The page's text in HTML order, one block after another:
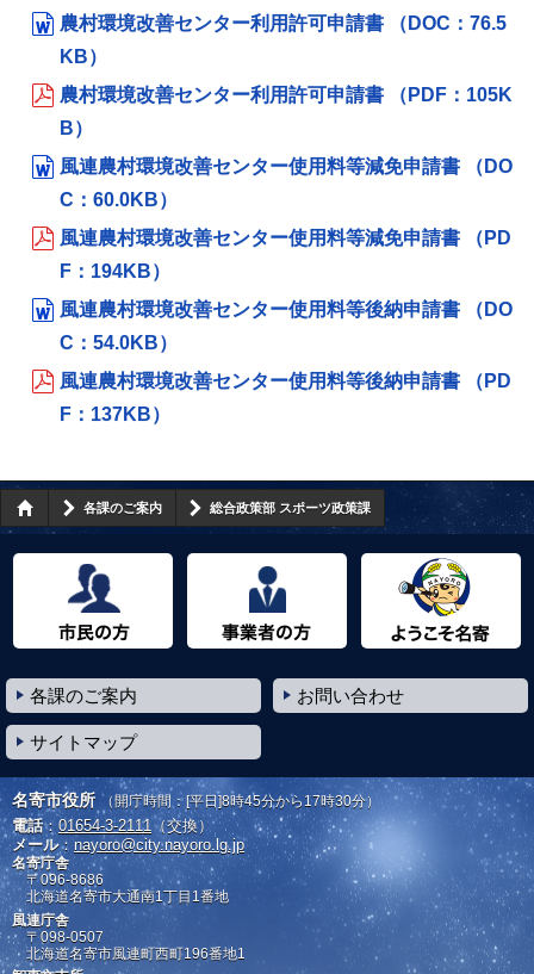
農村環境改善センター利用許可申請書 （DOC：76.5
KB）
農村環境改善センター利用許可申請書 （PDF：105K
B）
風連農村環境改善センター使用料等減免申請書 （DO
C：60.0KB）
風連農村環境改善センター使用料等減免申請書 （PD
F：194KB）
風連農村環境改善センター使用料等後納申請書 （DO
C：54.0KB）
風連農村環境改善センター使用料等後納申請書 （PD
F：137KB）
各課のご案内 総合政策部 スポーツ政策課
各課のご案内 お問い合わせ
サイトマップ
名寄市役所 （開庁時間：[平日]8時45分から17時30分）
電話： 01654-3-2111 （交換）
メール： nayoro@city.nayoro.lg.jp
名寄庁舎
〒096-8686
北海道名寄市大通南1丁目1番地
風連庁舎
〒098-0507
北海道名寄市風連町西町196番地1